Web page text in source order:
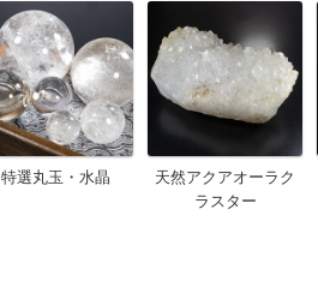
特選丸玉・水晶
天然アクアオーラク
ラスター